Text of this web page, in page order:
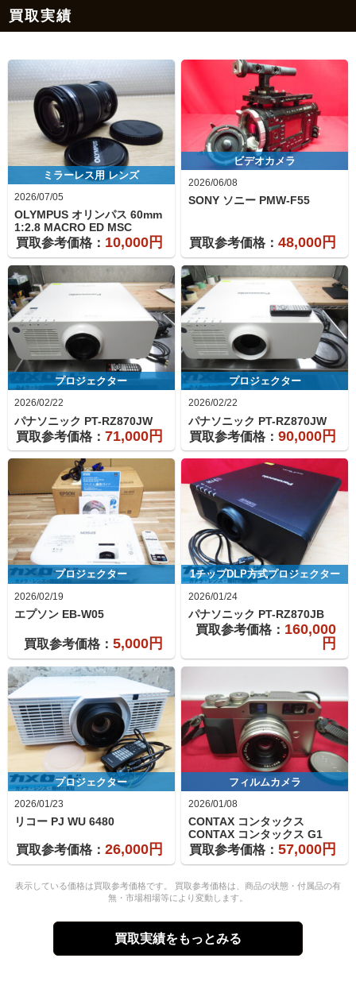
買取実績
ミラーレス用 レンズ
2026/07/05
OLYMPUS オリンパス 60mm
1:2.8 MACRO ED MSC
買取参考価格： 10,000円
ビデオカメラ
2026/06/08
SONY ソニーPMW-F55
買取参考価格： 48,000円
プロジェクター
2026/02/22
パナソニック PT-RZ870JW
買取参考価格： 71,000円
プロジェクター
2026/02/22
パナソニック PT-RZ870JW
買取参考価格： 90,000円
プロジェクター
2026/02/19
エプソン EB-W05
買取参考価格： 5,000円
1チップDLP方式プロジェクター
2026/01/24
パナソニック PT-RZ870JB
買取参考価格： 160,000
円
プロジェクター
2026/01/23
リコー PJ WU 6480
買取参考価格： 26,000円
フィルムカメラ
2026/01/08
CONTAX コンタックス
CONTAX コンタックス G1
買取参考価格： 57,000円
表示している価格は買取参考価格です。 買取参考価格は、商品の状態・付属品の有
無・市場相場等により変動します。
買取実績をもっとみる